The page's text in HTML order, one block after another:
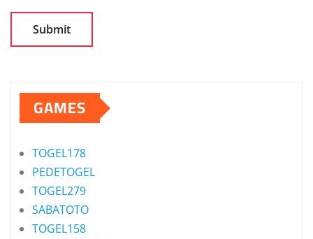
GAMES
TOGEL178
PEDETOGEL
TOGEL279
SABATOTO
TOGEL158